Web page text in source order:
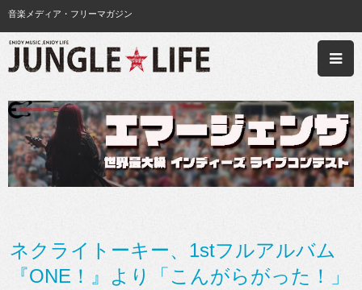
音楽メディア・フリーマガジン
ネクライトーキー、1stフルアルバム
『ONE！』より「こんがらがった！」